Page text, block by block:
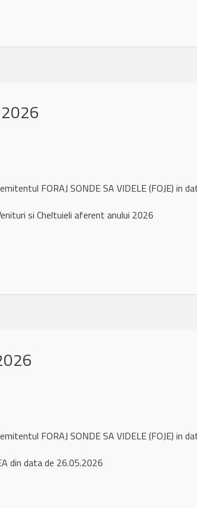
FORAJ SONDE SA VIDELE (FOJE) in
si Cheltuieli aferent anului 2026
FORAJ SONDE SA VIDELE (FOJE) in
din data de 26.05.2026